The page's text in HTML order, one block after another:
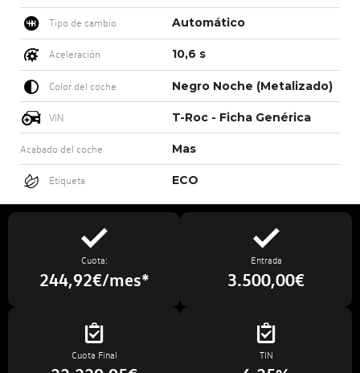
Tipo de cambio Automático
Aceleración 10,6 s
Color del coche Negro Noche (Metalizado)
VIN T-Roc - Ficha Genérica
Acabado del coche Mas
Etiqueta ECO
Cuota:
244,92€/mes*
Entrada
3.500,00€
Cuota Final TIN